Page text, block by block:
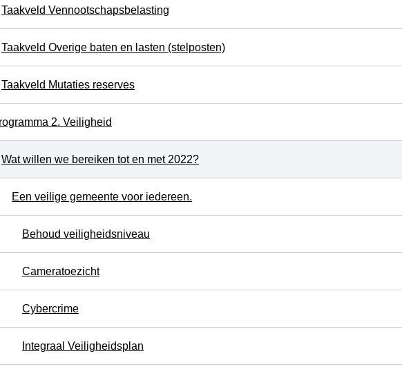
Taakveld Vennootschapsbelasting
Taakveld Overige baten en lasten (stelposten)
Taakveld Mutaties reserves
2. Veiligheid
Wat willen we bereiken tot en met 2022?
Een veilige gemeente voor iedereen.
Behoud veiligheidsniveau
Cameratoezicht
Cybercrime
Integraal Veiligheidsplan